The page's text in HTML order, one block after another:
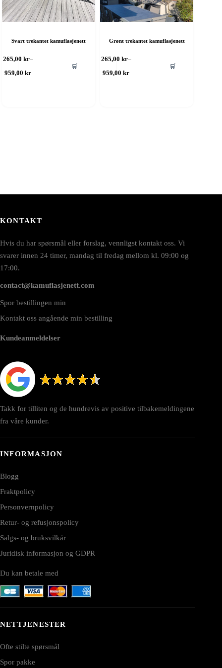
Svart trekantet kamuflasjenett
265,00 kr–
959,00kr
Prisområde:
265,00 kr
🛒
Grønt trekantet kamuflasjenett
265,00 kr–
959,00kr
Prisområde:
265,00 kr
🛒
Dette
KONTAKT
Hvis du har spørsmål eller forslag, vennligst kontakt oss. Vi
svarer innen 24 timer, mandag til fredag mellom kl. 09:00 og
17:00.
contact@kamuflasjenett.com
Spor bestillingen min
Kontakt oss angående min bestilling
Kundeanmeldelser
Takk for tilliten og de hundrevis av positive tilbakemeldingene
fra våre kunder.
INFORMASJON
Blogg
Fraktpolicy
Personvernpolicy
Retur- og refusjonspolicy
Salgs- og bruksvilkår
Juridisk informasjon og GDPR
Du kan betale med
NETTJENESTER
Ofte stilte spørsmål
Spor pakke